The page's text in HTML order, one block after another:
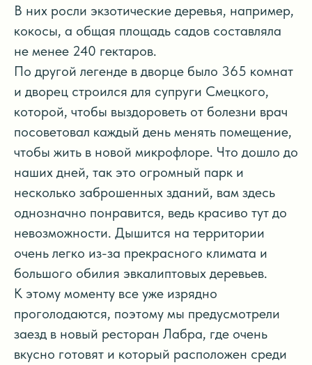
В них росли экзотические деревья, например,
кокосы, а общая площадь садов составляла
не менее 240 гектаров.
По другой легенде в дворце было 365 комнат
и дворец строился для супруги Смецкого,
которой, чтобы выздороветь от болезни врач
посоветовал каждый день менять помещение,
чтобы жить в новой микрофлоре. Что дошло до
наших дней, так это огромный парк и
несколько заброшенных зданий, вам здесь
однозначно понравится, ведь красиво тут до
невозможности. Дышится на территории
очень легко из-за прекрасного климата и
большого обилия эвкалиптовых деревьев.
К этому моменту все уже изрядно
проголодаются, поэтому мы предусмотрели
заезд в новый ресторан Лабра, где очень
вкусно готовят и который расположен среди